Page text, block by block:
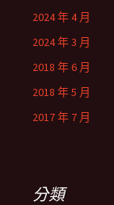
2024 年 4 月
2024 年 3 月
2018 年 6 月
2018 年 5 月
2017 年 7 月
分類